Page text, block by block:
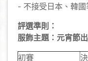
- 不接受日本、韓國
評選準則：
服飾主題：元宵節
初賽